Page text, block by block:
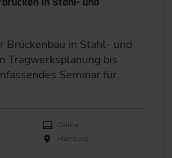
Brückenbau in Stahl- und
Tragwerksplanung bis
Seminar für
Online
Hamburg